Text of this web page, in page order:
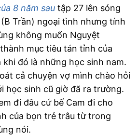
8 năm sau tập 27 lên sóng
Trần) ngoại tình nhưng tính
không muốn Nguyệt
mục tiêu tán tỉnh của
khi đó là những học sinh nam.
cả chuyện vợ mình chào hỏi
học sinh cũ giờ đã ra trường.
đi đâu cứ bế Cam đi cho
của bọn trẻ trâu từ trong
nói.